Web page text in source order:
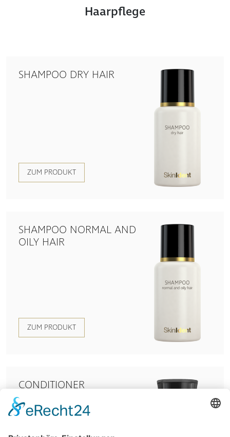
Haarpflege
SHAMPOO DRY HAIR
ZUM PRODUKT
SHAMPOO NORMAL AND
OILY HAIR
ZUM PRODUKT
CONDITIONER